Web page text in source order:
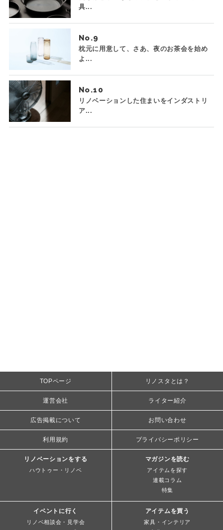
具...
No.
枕元に用意して、さあ、夜のお茶会を始め
よ...
No.
リノベーションした住まいをインダストリ
ア...
TOPページ リノスタとは？
運営会社 ライター紹介
広告掲載について お問い合わせ
利用規約 プライバシーポリシー
リノベーションをする
ハウトゥー・リノベ
マガジンを読む
アイテムを探す
連載コラム
特集
イベントに行く
リノベ相談会・見学会
アイテムを買う
家具・インテリア